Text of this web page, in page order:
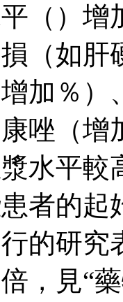
（）
（如
增加％
康唑（
水平
者的起
的研究
，見“